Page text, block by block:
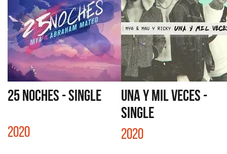
25 NOCHES - SINGLE
2020
UNA Y MIL VECES -
SINGLE
2020